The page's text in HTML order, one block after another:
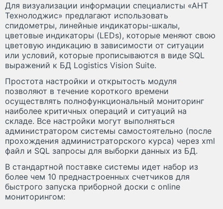
Для визуализации информации специалисты «АНТ
Технолоджис» предлагают использовать
спидометры, линейные индикаторы-шкалы,
цветовые индикаторы (LEDs), которые меняют свою
цветовую индикацию в зависимости от ситуации
или условий, которые прописываются в виде SQL
выражений к БД Logistics Vision Suite.
Простота настройки и открытость модуля
позволяют в течение короткого времени
осуществлять полнофункциональный мониторинг
наиболее критичных операций и ситуаций на
складе. Все настройки могут выполняться
администратором системы самостоятельно (после
прохождения администраторского курса) через xml
файл и SQL запросы для выборки данных из БД.
В стандартной поставке системы идет набор из
более чем 10 преднастроенных счетчиков для
быстрого запуска приборной доски с online
мониторингом: